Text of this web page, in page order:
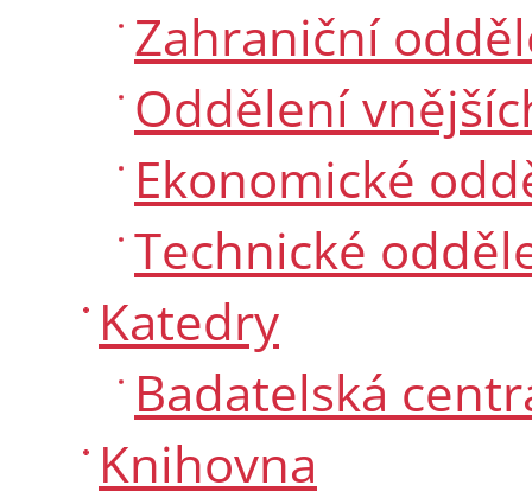
Zahraniční
Oddělení
Ekonomické
Technické
Katedry
Badatelská
Knihovna